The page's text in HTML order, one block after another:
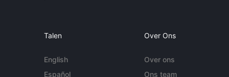
Talen
English
Español
Over Ons
Over ons
Ons team